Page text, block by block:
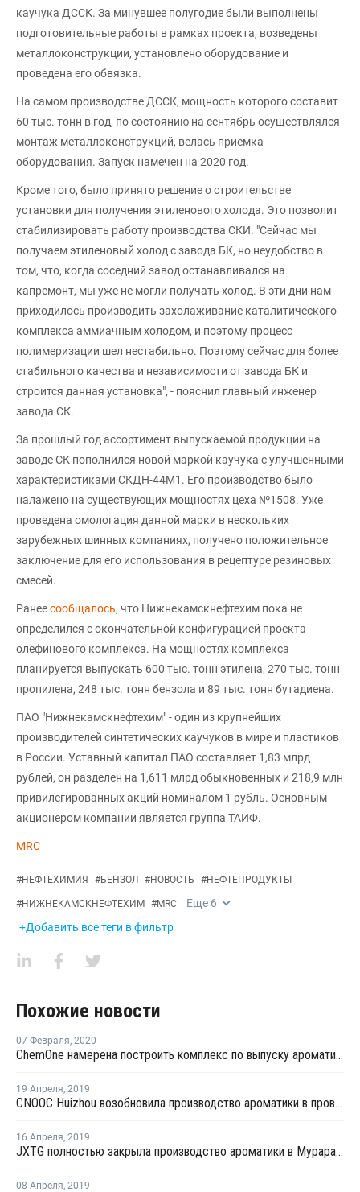
каучука ДССК. За минувшее полугодие были выполнены
подготовительные работы в рамках проекта, возведены
металлоконструкции, установлено оборудование и
проведена его обвязка.
На самом производстве ДССК, мощность которого составит
60 тыс. тонн в год, по состоянию на сентябрь осуществлялся
монтаж металлоконструкций, велась приемка
оборудования. Запуск намечен на 2020 год.
Кроме того, было принято решение о строительстве
установки для получения этиленового холода. Это позволит
стабилизировать работу производства СКИ. "Сейчас мы
получаем этиленовый холод с завода БК, но неудобство в
том, что, когда соседний завод останавливался на
капремонт, мы уже не могли получать холод. В эти дни нам
приходилось производить захолаживание каталитического
комплекса аммиачным холодом, и поэтому процесс
полимеризации шел нестабильно. Поэтому сейчас для более
стабильного качества и независимости от завода БК и
строится данная установка", - пояснил главный инженер
завода СК.
За прошлый год ассортимент выпускаемой продукции на
заводе СК пополнился новой маркой каучука с улучшенными
характеристиками СКДН-44М1. Его производство было
налажено на существующих мощностях цеха №1508. Уже
проведена омологация данной марки в нескольких
зарубежных шинных компаниях, получено положительное
заключение для его использования в рецептуре резиновых
смесей.
Ранеесообщалось, что Нижнекамскнефтехим пока не
определился с окончательной конфигурацией проекта
олефинового комплекса. На мощностях комплекса
планируется выпускать 600 тыс. тонн этилена, 270 тыс. тонн
пропилена, 248 тыс. тонн бензола и 89 тыс. тонн бутадиена.
ПАО "Нижнекамскнефтехим" - один из крупнейших
производителей синтетических каучуков в мире и пластиков
в России. Уставный капитал ПАО составляет 1,83 млрд
рублей, он разделен на 1,611 млрд обыкновенных и 218,9 млн
привилегированных акций номиналом 1 рубль. Основным
акционером компании является группа ТАИФ.
MRC
#НЕФТЕХИМИЯ #БЕНЗОЛ #НОВОСТЬ #НЕФТЕПРОДУКТЫ
#НИЖНЕКАМСКНЕФТЕХИМ #MRC Еще 6
+Добавить все теги в фильтр
Похожие новости
07 Февраля, 2020
ChemOne намерена построить комплекс по выпуску ароматики в Малайзии
19 Апреля, 2019
CNOOC Huizhou возобновила производство ароматики в провинции Гуандунь после ремонта
16 Апреля, 2019
JXTG полностью закрыла производство ароматики в Мураране
08 Апреля, 2019